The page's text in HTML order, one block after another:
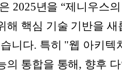
2025년을 “제니우스
해 핵심 기술 기반을 새
니다. 특히 "웹 아키텍
의 통합을 통해, 향후 다